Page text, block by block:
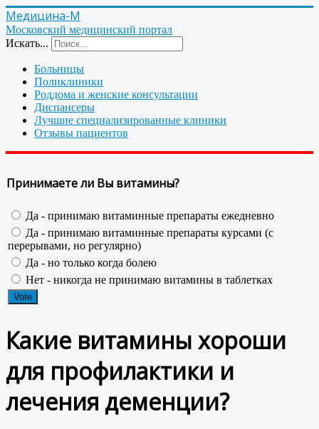
Медицина-М
Московский медицинский портал
Искать...
Больницы
Поликлиники
Роддома и женские консультации
Диспансеры
Лучшие специализированные клиники
Отзывы пациентов
Принимаете ли Вы витамины?
Да - принимаю витаминные препараты ежедневно
Да - принимаю витаминные препараты курсами (с
перерывами, но регулярно)
Да - но только когда болею
Нет - никогда не принимаю витамины в таблетках
Какие витамины хороши
для профилактики и
лечения деменции?